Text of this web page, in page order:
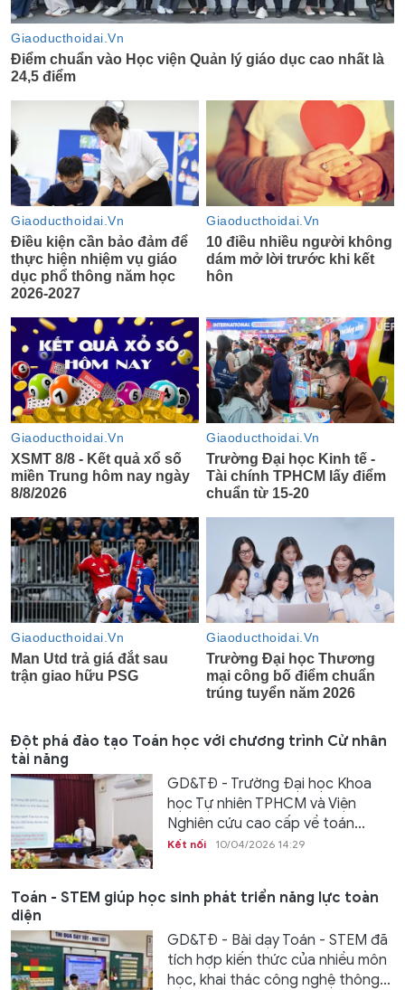
Đột phá đào tạo Toán học với chương trình Cử nhân
tài năng
GD&TĐ - Trường Đại học Khoa
học Tự nhiên TPHCM và Viện
Nghiên cứu cao cấp về toán...
Kết nối 10/04/2026 14:29
Toán - STEM giúp học sinh phát triển năng lực toàn
diện
GD&TĐ - Bài dạy Toán - STEM đã
tích hợp kiến thức của nhiều môn
học, khai thác công nghệ thông...